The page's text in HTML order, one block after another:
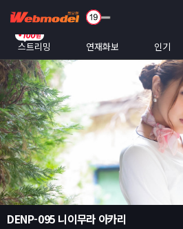
스트리밍 연재화보 인기
DENP-095 니이무라 아카리